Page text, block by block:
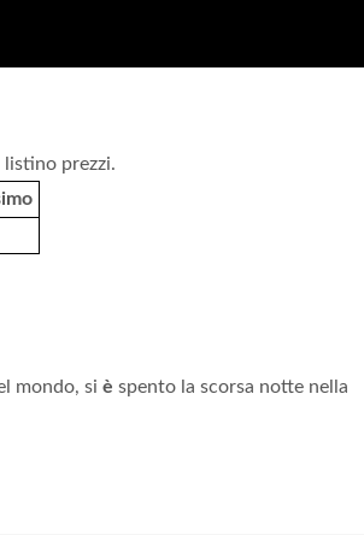
listino prezzi.
mondo, si è spento la scorsa notte nella